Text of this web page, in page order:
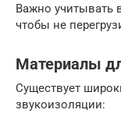
Важно учитывать
чтобы не
Материалы
Существует
звукоизоляции: